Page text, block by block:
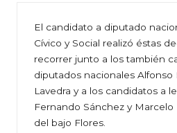
El candidato a diputado
Cívico y Social realizó éstas
recorrer junto a los también
diputados nacionales Alfonso
Lavedra y a los candidatos a
Fernando Sánchez y Marcelo
del bajo Flores.